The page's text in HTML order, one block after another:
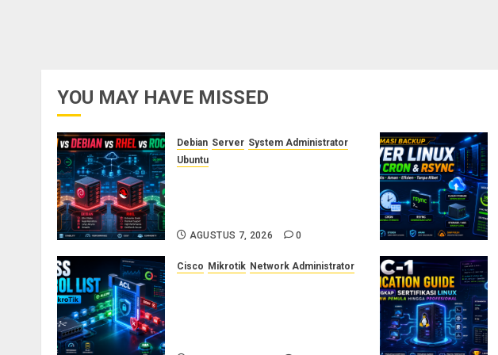
YOU MAY HAVE MISSED
Debian Server System Administrator
Ubuntu
AGUSTUS 7, 2026 0
Cisco Mikrotik Network Administrator